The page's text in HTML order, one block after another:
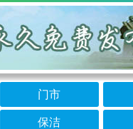
门市
保洁